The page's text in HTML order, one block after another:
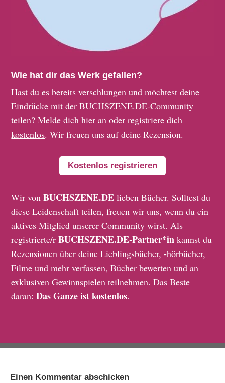
Wie hat dir das Werk gefallen?
Hast du es bereits verschlungen und möchtest deine
Eindrücke mit der BUCHSZENE.DE-Community
teilen?Melde dich hier an oderregistriere dich
kostenlos. Wir freuen uns auf deine Rezension.
Kostenlos registrieren
Wir vonBUCHSZENE.DE lieben Bücher. Solltest du
diese Leidenschaft teilen, freuen wir uns, wenn du ein
aktives Mitglied unserer Community wirst. Als
registrierte/rBUCHSZENE.DE-Partner*in kannst du
Rezensionen über deine Lieblingsbücher, -hörbücher,
Filme und mehr verfassen, Bücher bewerten und an
exklusiven Gewinnspielen teilnehmen. Das Beste
daran:Das Ganze ist kostenlos.
Einen Kommentar abschicken